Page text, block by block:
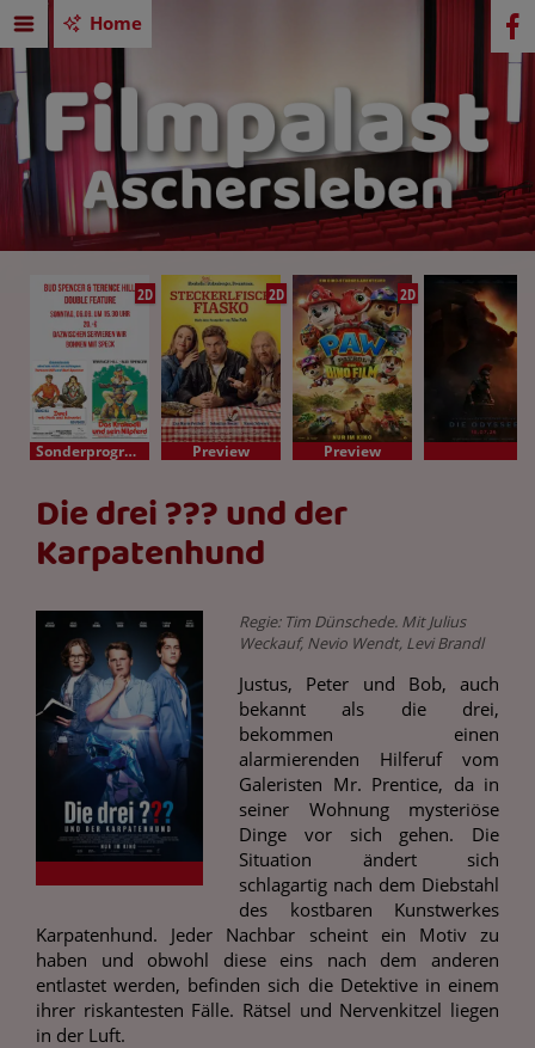
Home
2D
Sonderprogramm
2D
Preview
2D
Preview
Die drei ??? und der
Karpatenhund
Regie: Tim Dünschede. Mit Julius
Weckauf, Nevio Wendt, Levi Brandl
Justus, Peter und Bob, auch
bekannt als die drei,
bekommen einen
alarmierenden Hilferuf vom
Galeristen Mr. Prentice, da in
seiner Wohnung mysteriöse
Dinge vor sich gehen. Die
Situation ändert sich
schlagartig nach dem Diebstahl
des kostbaren Kunstwerkes
Karpatenhund. Jeder Nachbar scheint ein Motiv zu
haben und obwohl diese eins nach dem anderen
entlastet werden, befinden sich die Detektive in einem
ihrer riskantesten Fälle. Rätsel und Nervenkitzel liegen
in der Luft.